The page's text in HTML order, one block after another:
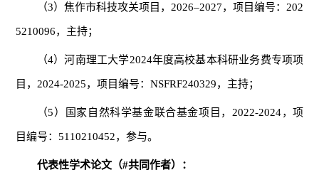
（3）焦作市科技攻关项目，2026‒2027，项目编号：202
5210096，主持；
（4）河南理工大学2024年度高校基本科研业务费专项项
目， 2024-2025，项目编号： NSFRF240329，主持；
（5）国家自然科学基金联合基金项目， 2022-2024，项
目编号： 5110210452，参与。
代表性学术论文（#共同作者）：